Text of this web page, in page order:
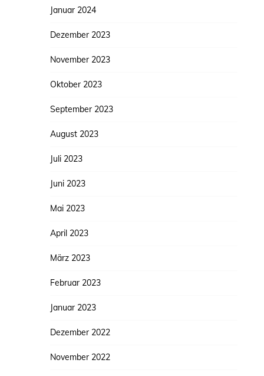
Januar 2024
Dezember 2023
November 2023
Oktober 2023
September 2023
August 2023
Juli 2023
Juni 2023
Mai 2023
April 2023
März 2023
Februar 2023
Januar 2023
Dezember 2022
November 2022